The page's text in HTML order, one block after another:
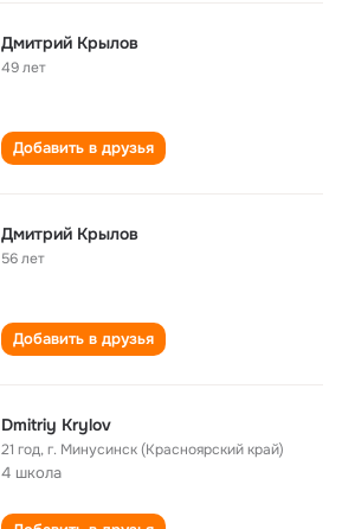
Дмитрий Крылов
49 лет
Добавить в друзья
Дмитрий Крылов
56 лет
Добавить в друзья
Dmitriy Krylov
21 год,г. Минусинск (Красноярский край)
4 школа